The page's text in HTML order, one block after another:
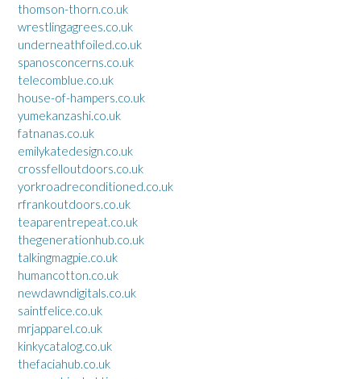
thomson-thorn.co.uk
wrestlingagrees.co.uk
underneathfoiled.co.uk
spanosconcerns.co.uk
telecomblue.co.uk
house-of-hampers.co.uk
yumekanzashi.co.uk
fatnanas.co.uk
emilykatedesign.co.uk
crossfelloutdoors.co.uk
yorkroadreconditioned.co.uk
rfrankoutdoors.co.uk
teaparentrepeat.co.uk
thegenerationhub.co.uk
talkingmagpie.co.uk
humancotton.co.uk
newdawndigitals.co.uk
saintfelice.co.uk
mrjapparel.co.uk
kinkycatalog.co.uk
thefaciahub.co.uk